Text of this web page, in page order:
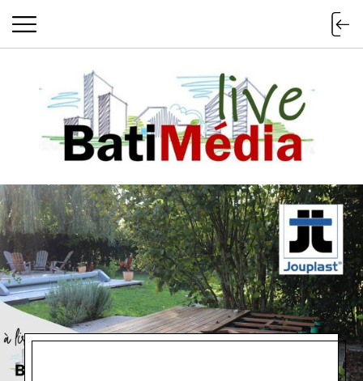
Batimedialive